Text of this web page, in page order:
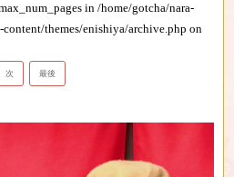
in/home/gotcha/nara-
themes/enishiya/archive.php on
次 最後